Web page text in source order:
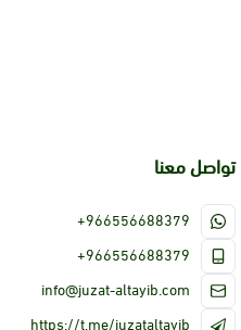
تواصل معنا
+966556688379
+966556688379
info@juzat-altayib.com
https://t.me/juzataltayib